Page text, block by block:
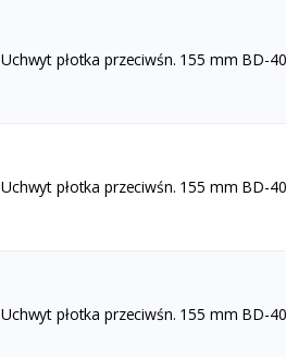
Uchwyt płotka przeciwśn. 155 mm BD-
Uchwyt płotka przeciwśn. 155 mm BD-
Uchwyt płotka przeciwśn. 155 mm BD-